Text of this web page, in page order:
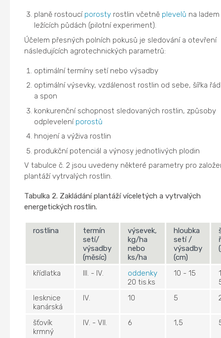
planě rostoucí porostyrostlin včetně plevelů na ladem
ležících půdách (pilotní experiment).
Účelem přesných polních pokusů je sledování a otevření
následujících agrotechnických parametrů:
optimální termíny setí nebo výsadby
optimální výsevky, vzdálenost rostlin od sebe, šířka
a spon
konkurenční schopnost sledovaných rostlin, způsoby
odplevelení porostů
hnojení a výživa rostlin
produkční potenciál a výnosy jednotlivých plodin
V tabulce č. 2 jsou uvedeny některé parametry pro
plantáží vytrvalých rostlin.
Tabulka 2. Zakládání plantáží víceletých a vytrvalých
energetických rostlin.
rostlina
termín
setí/
výsadby
(měsíc)
výsevek,
kg/ha
nebo
ks/ha
hloubka
setí /
výsadby
(cm)
křídlatka III. - IV.
oddenky
20 tis.ks
10 - 15
lesknice
kanárská
IV. 10 5
šťovík
krmný
IV. - VII. 6 1,5